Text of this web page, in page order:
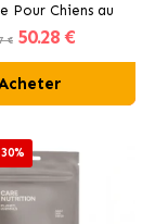
Pour Chiens au
et Légumes
€ 50.28 €